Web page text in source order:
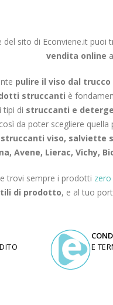
del sito di Econviene.it puoi
vendita online
pulire il viso dal
struccanti è
tipi di struccanti e
così da poter scegliere quella
viso,
Avene, Lierac, Vichy,
trovi sempre i prodotti
di prodotto, e al tuo
E